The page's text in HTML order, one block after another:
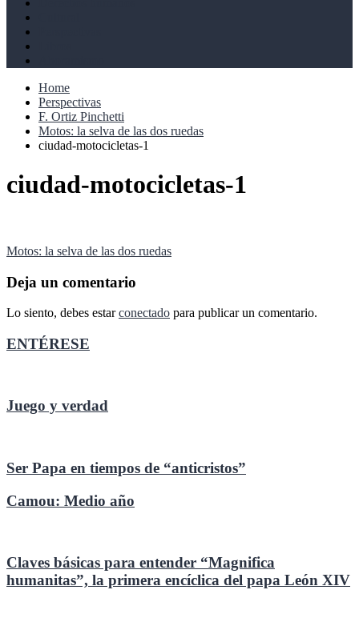
Home
Perspectivas
F. Ortiz Pinchetti
Motos: la selva de las dos ruedas
ciudad-motocicletas-1
ciudad-motocicletas-1
Navegación
de
entradas
Motos: la selva de las dos ruedas
Deja un comentario
Lo siento, debes estarconectado para publicar un comentario.
ENTÉRESE
Juego y verdad
Ser Papa en tiempos de “anticristos”
Camou: Medio año
Claves básicas para entender “Magnifica
humanitas”, la primera encíclica del papa León XIV